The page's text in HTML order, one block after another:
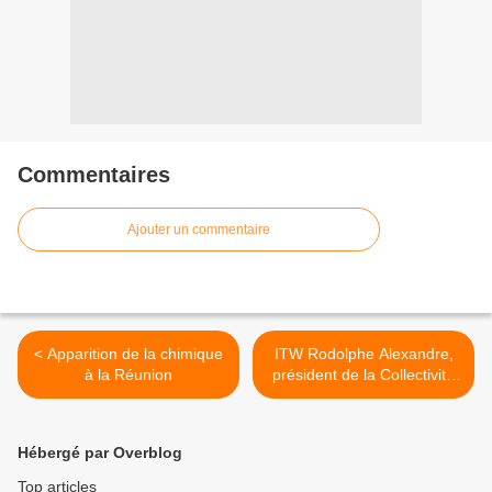
Commentaires
Ajouter un commentaire
< Apparition de la chimique
à la Réunion
ITW Rodolphe Alexandre,
président de la Collectivité
territoriale de Guyane >
Hébergé par Overblog
Top articles